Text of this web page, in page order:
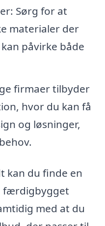
Sørg for at
materialer der
påvirke både
firmaer tilbyder
hvor du kan få
og løsninger,
kan du finde en
færdigbygget
med at du